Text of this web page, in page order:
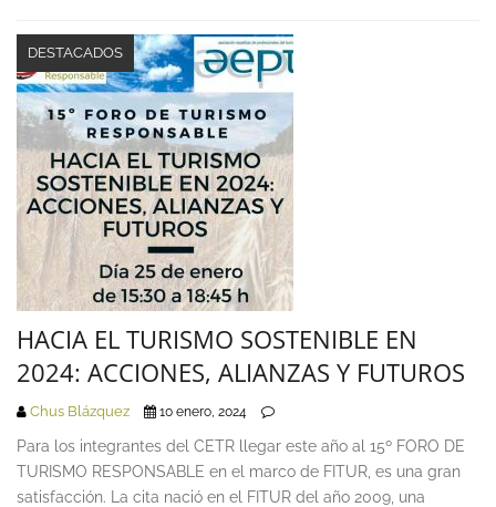
DESTACADOS
HACIA EL TURISMO SOSTENIBLE EN
2024: ACCIONES, ALIANZAS Y FUTUROS
Chus Blázquez 10 enero, 2024
Para los integrantes del CETR llegar este año al 15º FORO DE
TURISMO RESPONSABLE en el marco de FITUR, es una gran
satisfacción. La cita nació en el FITUR del año 2009, una